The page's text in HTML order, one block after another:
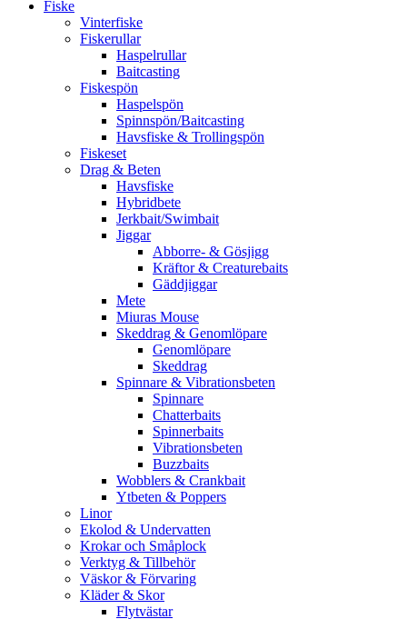
Fiske
Vinterfiske
Fiskerullar
Haspelrullar
Baitcasting
Fiskespön
Haspelspön
Spinnspön/Baitcasting
Havsfiske & Trollingspön
Fiskeset
Drag & Beten
Havsfiske
Hybridbete
Jerkbait/Swimbait
Jiggar
Abborre- & Gösjigg
Kräftor & Creaturebaits
Gäddjiggar
Mete
Miuras Mouse
Skeddrag & Genomlöpare
Genomlöpare
Skeddrag
Spinnare & Vibrationsbeten
Spinnare
Chatterbaits
Spinnerbaits
Vibrationsbeten
Buzzbaits
Wobblers & Crankbait
Ytbeten & Poppers
Linor
Ekolod & Undervatten
Krokar och Småplock
Verktyg & Tillbehör
Väskor & Förvaring
Kläder & Skor
Flytvästar